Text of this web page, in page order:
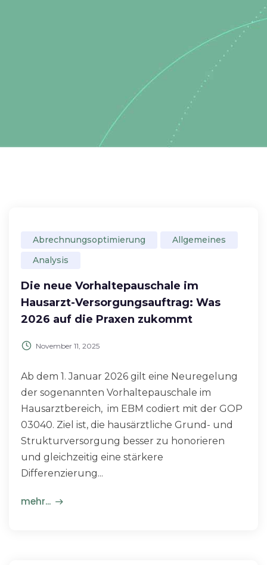
Abrechnungsoptimierung
Allgemeines
Analysis
Die neue Vorhaltepauschale im
Hausarzt-Versorgungsauftrag: Was
2026 auf die Praxen zukommt
November 11, 2025
Ab dem 1. Januar 2026 gilt eine Neuregelung
der sogenannten Vorhaltepauschale im
Hausarztbereich, im EBM codiert mit der GOP
03040. Ziel ist, die hausärztliche Grund- und
Strukturversorgung besser zu honorieren
und gleichzeitig eine stärkere
Differenzierung...
mehr...